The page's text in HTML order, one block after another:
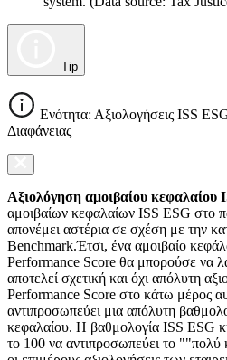
Tip
Ενότητα: Αξιολογήσεις ISS
Διαφάνειας
Αξιολόγηση αμοιβαίου κεφαλαίου
αμοιβαίων κεφαλαίων ISS ESG στο
απονέμει αστέρια σε σχέση με την
Benchmark.Έτσι, ένα αμοιβαίο
Performance Score θα μπορούσε να
αποτελεί σχετική και όχι απόλυτη
Performance Score στο κάτω μέρος
αντιπροσωπεύει μια απόλυτη
κεφαλαίου. Η βαθμολογία ISS ESG
το 100 να αντιπροσωπεύει το